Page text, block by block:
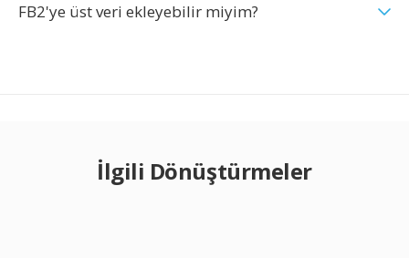
FB2'ye üst veri ekleyebilir miyim?
İlgili Dönüştürmeler